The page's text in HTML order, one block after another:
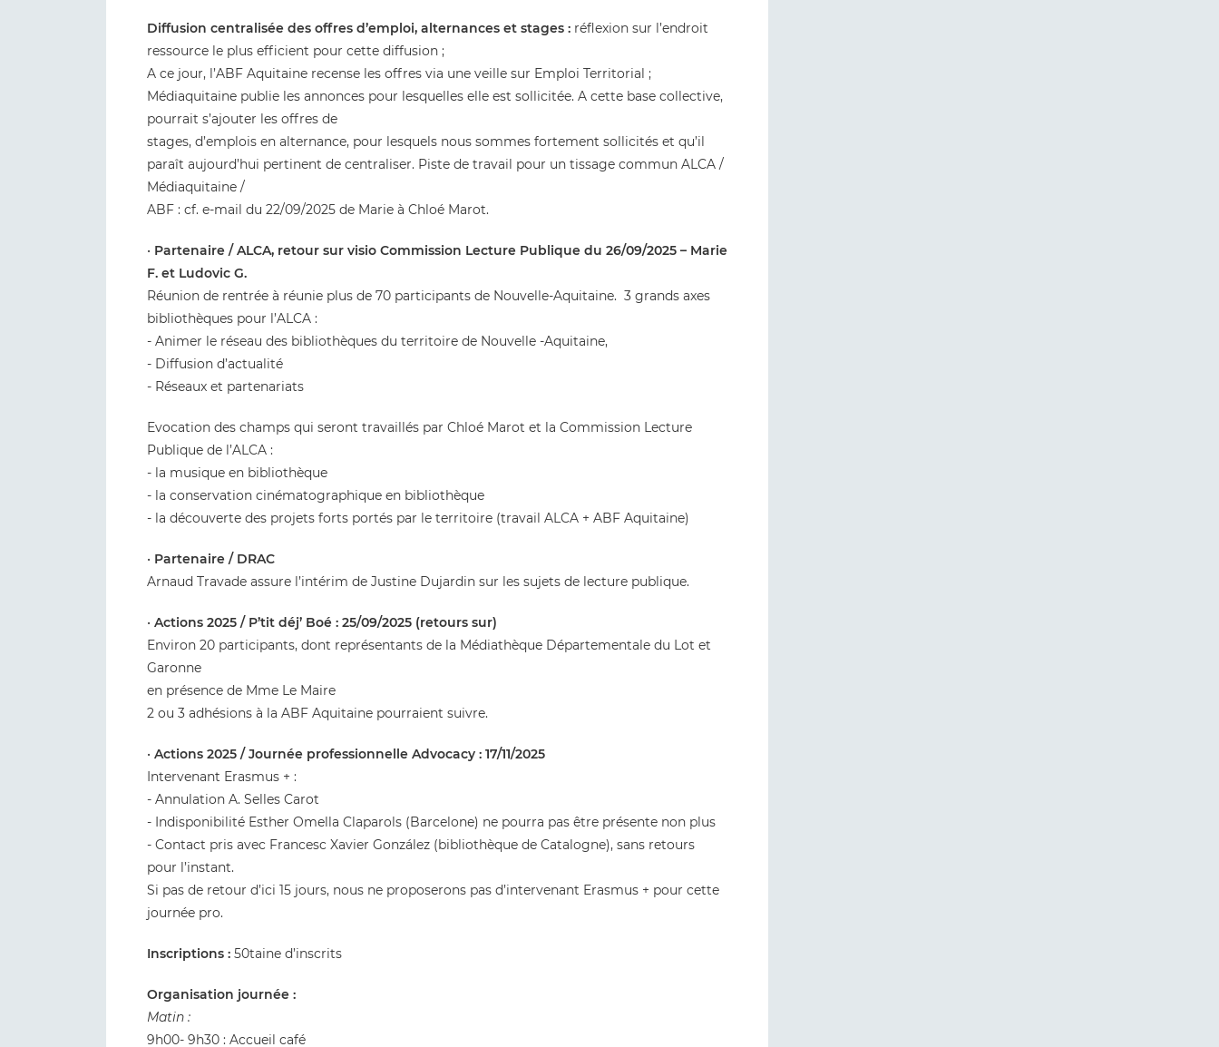
Diffusion centralisée des offres d’emploi, alternances et stages : réflexion sur l’endroit
ressource le plus efficient pour cette diffusion ;
A ce jour, l’ABF Aquitaine recense les offres via une veille sur Emploi Territorial ;
Médiaquitaine publie les annonces pour lesquelles elle est sollicitée. A cette base collective,
pourrait s’ajouter les offres de
stages, d’emplois en alternance, pour lesquels nous sommes fortement sollicités et qu’il
paraît aujourd’hui pertinent de centraliser. Piste de travail pour un tissage commun ALCA /
Médiaquitaine /
ABF : cf. e-mail du 22/09/2025 de Marie à Chloé Marot.
• Partenaire / ALCA, retour sur visio Commission Lecture Publique du 26/09/2025 – Marie
F. et Ludovic G.
Réunion de rentrée à réunie plus de 70 participants de Nouvelle-Aquitaine. 3 grands axes
bibliothèques pour l’ALCA :
- Animer le réseau des bibliothèques du territoire de Nouvelle -Aquitaine,
- Diffusion d’actualité
- Réseaux et partenariats
Evocation des champs qui seront travaillés par Chloé Marot et la Commission Lecture
Publique de l’ALCA :
- la musique en bibliothèque
- la conservation cinématographique en bibliothèque
- la découverte des projets forts portés par le territoire (travail ALCA + ABF Aquitaine)
• Partenaire / DRAC
Arnaud Travade assure l’intérim de Justine Dujardin sur les sujets de lecture publique.
• Actions 2025 / P’tit déj’ Boé : 25/09/2025 (retours sur)
Environ 20 participants, dont représentants de la Médiathèque Départementale du Lot et
Garonne
en présence de Mme Le Maire
2 ou 3 adhésions à la ABF Aquitaine pourraient suivre.
• Actions 2025 / Journée professionnelle Advocacy : 17/11/2025
Intervenant Erasmus + :
- Annulation A. Selles Carot
- Indisponibilité Esther Omella Claparols (Barcelone) ne pourra pas être présente non plus
- Contact pris avec Francesc Xavier González (bibliothèque de Catalogne), sans retours
pour l’instant.
Si pas de retour d’ici 15 jours, nous ne proposerons pas d’intervenant Erasmus + pour cette
journée pro.
Inscriptions : 50taine d’inscrits
Organisation journée :
Matin :
9h00- 9h30 : Accueil café